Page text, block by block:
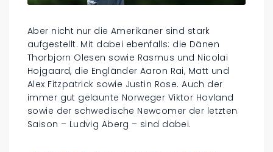
Aber nicht nur die Amerikaner sind stark
aufgestellt. Mit dabei ebenfalls: die Dänen
Thorbjorn Olesen sowie Rasmus und Nicolai
Hojgaard, die Engländer Aaron Rai, Matt und
Alex Fitzpatrick sowie Justin Rose. Auch der
immer gut gelaunte Norweger Viktor Hovland
sowie der schwedische Newcomer der letzten
Saison – Ludvig Aberg – sind dabei.